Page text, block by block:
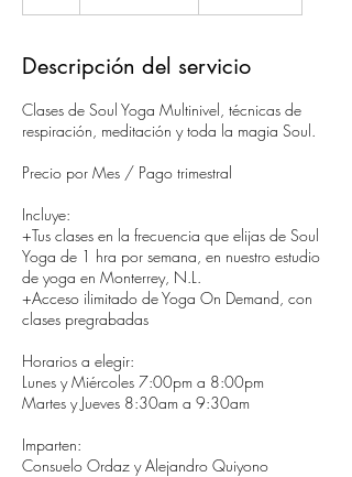
Descripción del servicio
Clases de Soul Yoga Multinivel, técnicas de
respiración, meditación y toda la magia Soul.
Precio por Mes / Pago trimestral
Incluye:
+Tus clases en la frecuencia que elijas de Soul
Yoga de 1 hra por semana, en nuestro estudio
de yoga en Monterrey, N.L.
+Acceso ilimitado de Yoga On Demand, con
clases pregrabadas
Horarios a elegir:
Lunes y Miércoles 7:00pm a 8:00pm
Martes y Jueves 8:30am a 9:30am
Imparten:
Consuelo Ordaz y Alejandro Quiyono